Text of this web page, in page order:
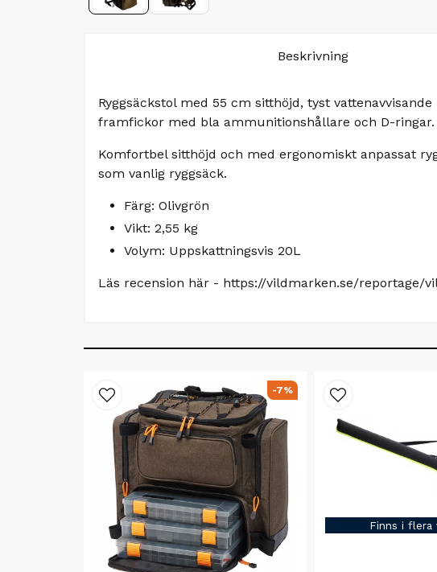
Beskrivning
Ryggsäckstol med 55 cm sitthöjd, tyst
framfickor med bla ammunitionshållare och D-
Komfortbel sitthöjd och med ergonomiskt anpassat
som vanlig ryggsäck.
Färg: Olivgrön
Vikt: 2,55 kg
Volym: Uppskattningsvis 20L
Läs recension här - https://vildmarken.se/reportage/
-7%
Finns i flera